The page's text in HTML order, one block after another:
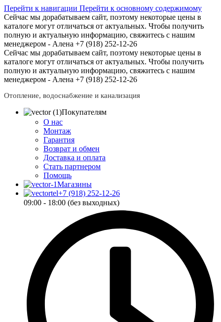
Перейти к навигации Перейти к основному содержимому
Сейчас мы дорабатываем сайт, поэтому некоторые цены в
каталоге могут отличаться от актуальных. Чтобы получить
полную и актуальную информацию, свяжитесь с нашим
менеджером - Алена +7 (918) 252-12-26
Сейчас мы дорабатываем сайт, поэтому некоторые цены в
каталоге могут отличаться от актуальных. Чтобы получить
полную и актуальную информацию, свяжитесь с нашим
менеджером - Алена +7 (918) 252-12-26
Отопление, водоснабжение и канализация
Покупателям
О нас
Монтаж
Гарантия
Возврат и обмен
Доставка и оплата
Стать партнером
Помощь
Магазины
+7 (918) 252-12-26
09:00 - 18:00 (без выходных)